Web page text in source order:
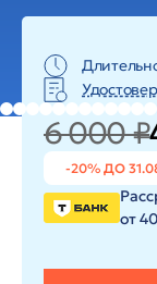
6 000 ₽
-20% ДО
от